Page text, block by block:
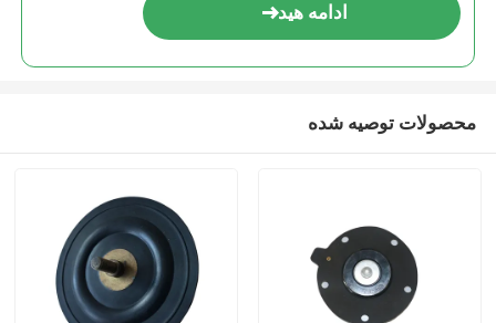
ادامه هید
محصولات توصیه شده